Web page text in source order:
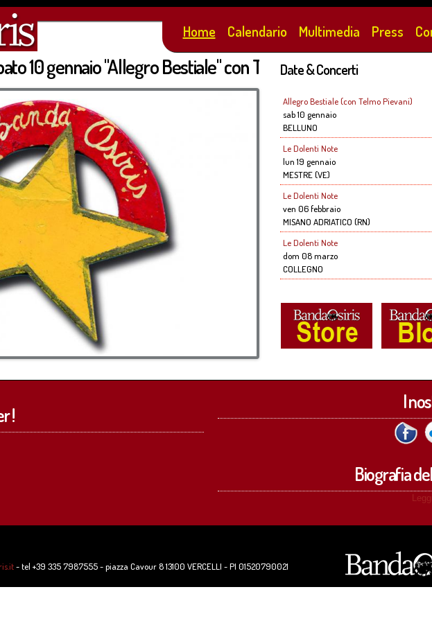
Salta al
contenuto
Home Calendario Multimedia Press
10 gennaio "Allegro Bestiale" con Telmo Pievani BELLUNO
Date & Concerti
Allegro Bestiale (con Telmo Pievani)
sab 10 gennaio
BELLUNO
Le Dolenti Note
lun 19 gennaio
MESTRE (VE)
Le Dolenti Note
ven 06 febbraio
MISANO ADRIATICO (RN)
Le Dolenti Note
dom 08 marzo
COLLEGNO
!
I
Biografia
- tel +39 335 7987555 - piazza Cavour 8 13100 VERCELLI - PI 01520790021